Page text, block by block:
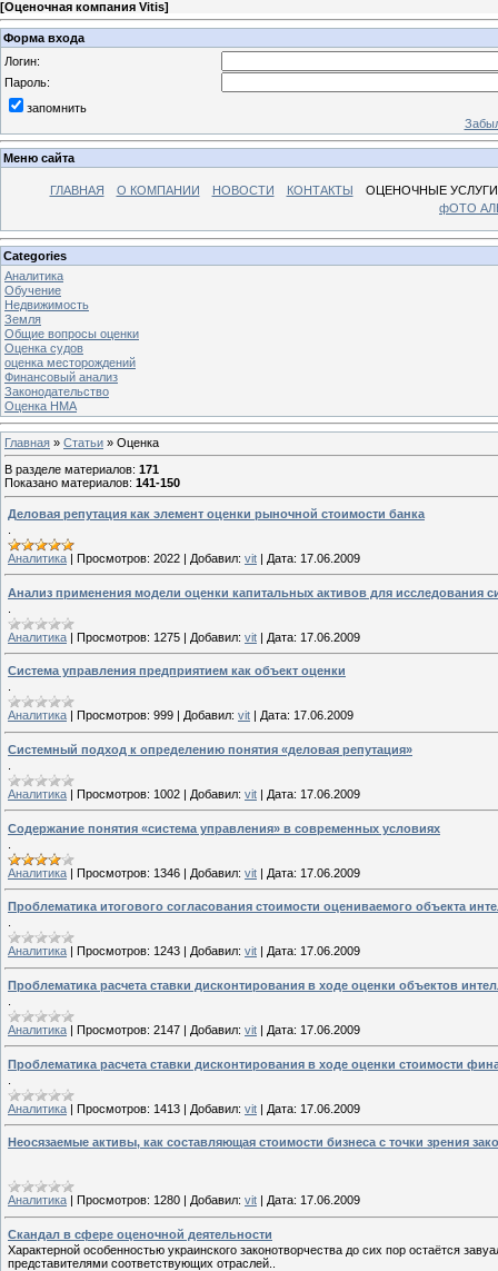
[Оценочная компания Vitis]
Форма входа
Логин:
Пароль:
запомнить
Меню сайта
ГЛАВНАЯ О КОМПАНИИ НОВОСТИ КОНТАКТЫ
ОЦЕНОЧНЫЕ УСЛУГИ
фОТО
Categories
Аналитика
Обучение
Недвижимость
Земля
Общие вопросы оценки
Оценка судов
оценка месторождений
Финансовый анализ
Законодательство
Оценка НМА
Главная » Статьи » Оценка
В разделе материалов: 171
Показано материалов: 141-150
Деловая репутация как элемент оценки рыночной стоимости банка
Аналитика | Просмотров: 2022 | Добавил: vit | Дата: 17.06.2009
Анализ применения модели оценки капитальных активов для исследования
Аналитика | Просмотров: 1275 | Добавил: vit | Дата: 17.06.2009
Система управления предприятием как объект оценки
Аналитика Просмотров: 999 Добавил: vit Дата: 17.06.2009
Системный подход к определению понятия «деловая репутация»
Аналитика | Просмотров: 1002 | Добавил: vit | Дата: 17.06.2009
Содержание понятия «система управления» в современных условиях
Аналитика | Просмотров: 1346 | Добавил: vit | Дата: 17.06.2009
Проблематика итогового согласования стоимости оцениваемого объекта
Аналитика Просмотров: 1243 Добавил: vit Дата: 17.06.2009
Проблематика расчета ставки дисконтирования в ходе оценки объектов
Аналитика | Просмотров: 2147 | Добавил: vit | Дата: 17.06.2009
Проблематика расчета ставки дисконтирования в ходе оценки стоимости
Аналитика | Просмотров: 1413 | Добавил: vit | Дата: 17.06.2009
Неосязаемые активы, как составляющая стоимости бизнеса с точки зрения
Аналитика | Просмотров: 1280 | Добавил: vit | Дата: 17.06.2009
Cкандал в сфере оценочной деятельности
Характерной особенностью украинского законотворчества до сих пор остаётся
представителями соответствующих отраслей..